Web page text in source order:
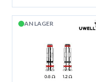
AN LAGER